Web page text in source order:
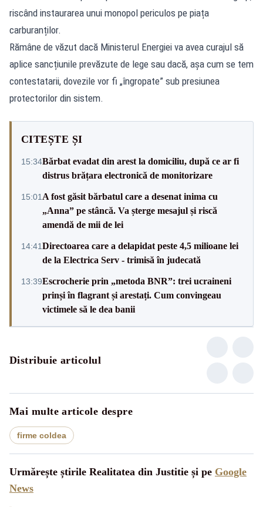
riscând instaurarea unui monopol periculos pe piața
carburanților.
Rămâne de văzut dacă Ministerul Energiei va avea curajul să
aplice sancțiunile prevăzute de lege sau dacă, așa cum se tem
contestatarii, dovezile vor fi „îngropate” sub presiunea
protectorilor din sistem.
CITEȘTE ȘI
15:34Bărbat evadat din arest la domiciliu, după ce ar fi
distrus brățara electronică de monitorizare
15:01 A fost găsit bărbatul care a desenat inima cu
„Anna” pe stâncă. Va șterge mesajul și riscă
amendă de mii de lei
14:41Directoarea care a delapidat peste 4,5 milioane lei
de la Electrica Serv - trimisă în judecată
13:39Escrocherie prin „metoda BNR”: trei ucraineni
prinși în flagrant și arestați. Cum convingeau
victimele să le dea banii
Distribuie articolul
Mai multe articole despre
firme coldea
Urmărește știrile Realitatea din Justitie și pe Google
News